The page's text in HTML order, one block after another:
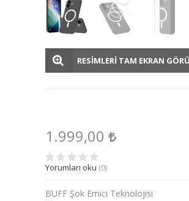
RESİMLERİ TAM EKRAN
1.999,00
Yorumları oku (0)
BUFF Şok Emici Teknolojisi